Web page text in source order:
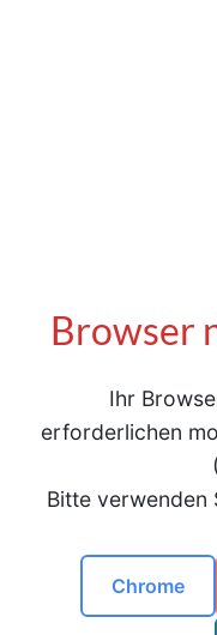
Browser
Ihr
erforderlichen
Bitte verwenden
Chrome